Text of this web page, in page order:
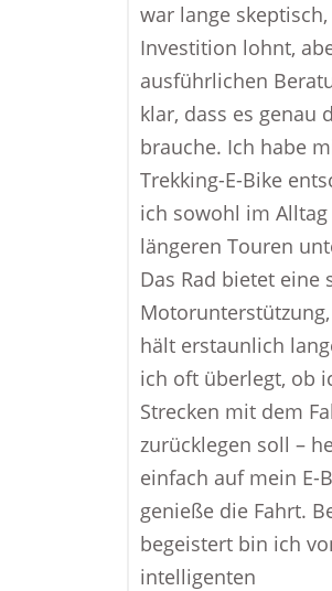
war lange
Investition lohnt,
ausführlichen
klar, dass es genau
brauche. Ich habe
Trekking-E-Bike
ich sowohl im
längeren Touren
Das Rad bietet eine
hält erstaunlich
ich oft überlegt, ob
Strecken mit dem
zurücklegen soll –
einfach auf mein E-
genieße die Fahrt.
begeistert bin ich
intelligenten